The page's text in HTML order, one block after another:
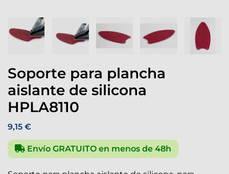
Soporte para plancha
aislante de silicona
HPLA8110
9,15 €
Envío GRATUITO en menos de 48h